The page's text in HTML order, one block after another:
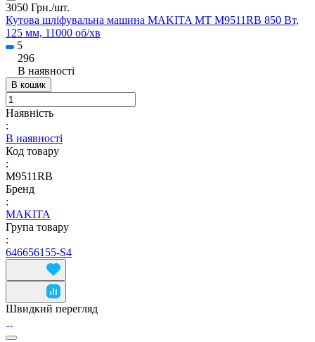
3050 Грн./шт.
Кутова шліфувальна машина MAKITA MT M9511RB 850 Вт,
125 мм, 11000 об/хв
5
296
В наявності
В кошик
Наявність
:
В наявності
Код товару
:
M9511RB
Бренд
:
MAKITA
Група товару
:
646656155-S4
Швидкий перегляд